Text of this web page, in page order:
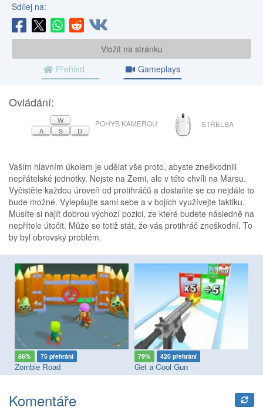
Sdílej na:
Vložit na stránku
Přehled
Gameplays
Ovládání:
W
A
S D
POHYB KAMEROU MYŠ
STŘELBA
Vaším hlavním úkolem je udělat vše proto, abyste zneškodnili
nepřátelské jednotky. Nejste na Zemi, ale v této chvíli na Marsu.
Vyčistěte každou úroveň od protihráčů a dostaňte se co nejdále to
bude možné. Vylepšujte sami sebe a v bojích využívejte taktiku.
Musíte si najít dobrou výchozí pozici, ze které budete následně na
nepřítele útočit. Může se totiž stát, že vás protihráč zneškodní. To
by byl obrovský problém.
86% 75 přehrání
Zombie Road
79% 420 přehrání
Get a Cool Gun
Komentáře